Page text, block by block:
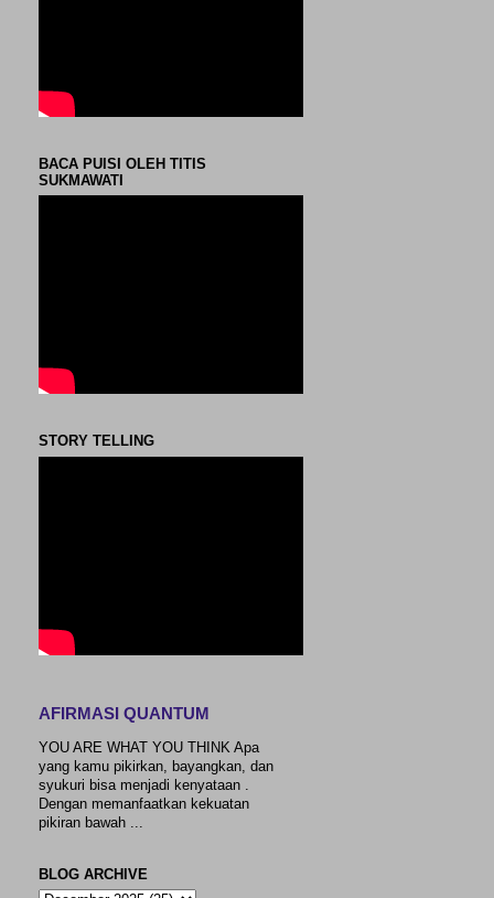
BACA PUISI OLEH TITIS
SUKMAWATI
STORY TELLING
AFIRMASI QUANTUM
YOU ARE WHAT YOU THINK Apa
yang kamu pikirkan, bayangkan, dan
syukuri bisa menjadi kenyataan .
Dengan memanfaatkan kekuatan
pikiran bawah ...
BLOG ARCHIVE